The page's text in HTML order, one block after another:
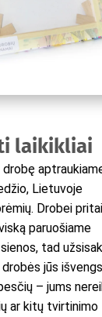
laikikliai
Lietuvoje
Drobei
paruošiame
tad
jūs
– jums
ar kitų tvirtinimo